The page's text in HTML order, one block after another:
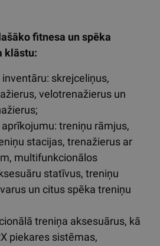
fitnesa un spēka
klāstu:
skrejceliņus,
velotrenažierus un
treniņu rāmjus,
stacijas, trenažierus ar
multifunkcionālos
statīvus, treniņu
un citus spēka treniņu
treniņa aksesuārus, kā
piekares sistēmas,